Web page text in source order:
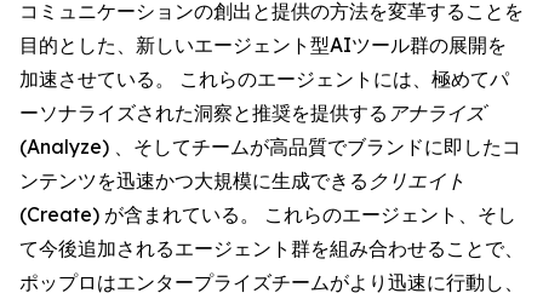
コミュニケーションの創出と提供の方法を変革することを
目的とした、新しいエージェント型AIツール群の展開を
加速させている。 これらのエージェントには、極めてパ
ーソナライズされた洞察と推奨を提供する アナライズ
(Analyze) 、そしてチームが高品質でブランドに即したコ
ンテンツを迅速かつ大規模に生成できる クリエイト
(Create) が含まれている。 これらのエージェント、そし
て今後追加されるエージェント群を組み合わせることで、
ポップロはエンタープライズチームがより迅速に行動し、